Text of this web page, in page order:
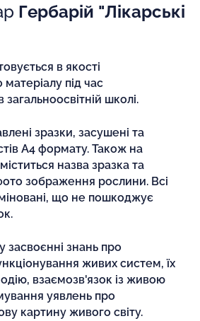
Гербарій "Лікарські
в якості
під час
загальноосвітній школі.
зразки, засушені та
А4 формату. Також на
назва зразка та
зображення рослини. Всі
що не пошкоджує
засвоєнні знань про
живих систем, їх
взаємозв'язок із живою
уявлень про
картину живого світу.